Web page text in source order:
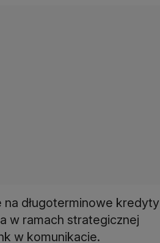
na długoterminowe kredyty
w ramach strategicznej
w komunikacie.